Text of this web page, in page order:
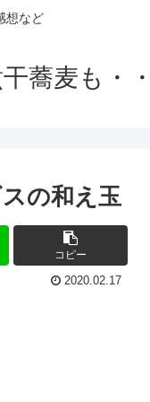
想など
蕎麦も・
の和え玉
コピー
2020.02.17